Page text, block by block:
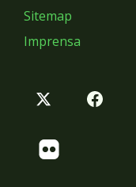
Sitemap
Imprensa